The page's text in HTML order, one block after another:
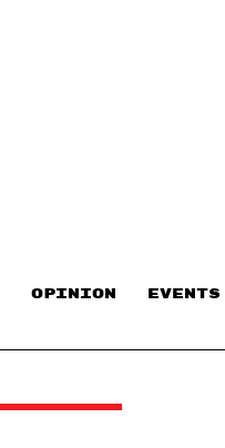
OPINION EVENTS